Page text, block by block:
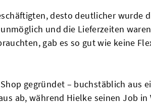
desto deutlicher wurde
und die Lieferzeiten
gab es so gut wie keine
gegründet – buchstäblich aus
ab, während Hielke seinen Job